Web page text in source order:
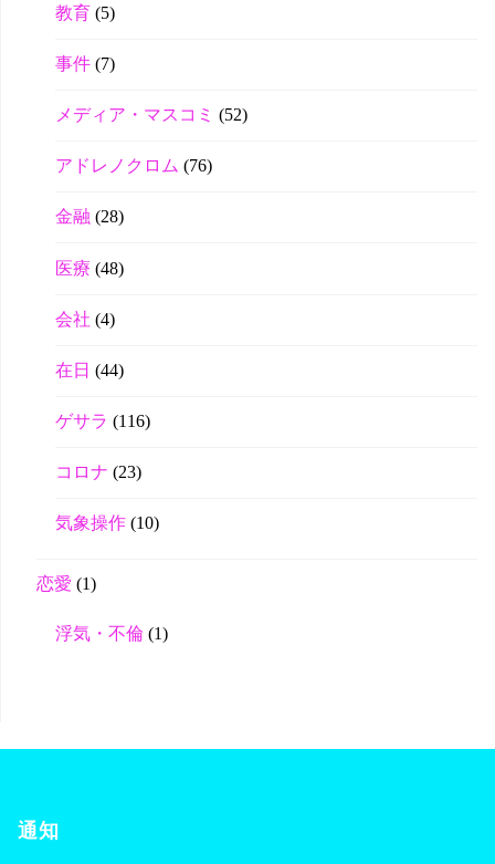
教育(5)
事件(7)
メディア・マスコミ (52)
アドレノクロム (76)
金融 (28)
医療 (48)
会社 (4)
在日 (44)
ゲサラ (116)
コロナ (23)
気象操作(10)
恋愛 (1)
浮気・不倫 (1)
通知